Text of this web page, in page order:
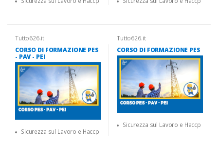
Tutto626.it
CORSO DI FORMAZIONE PES
- PAV - PEI
Sicurezza sul Lavoro e Haccp
Tutto626.it
CORSO DI FORMAZIONE PES
Sicurezza sul Lavoro e Haccp